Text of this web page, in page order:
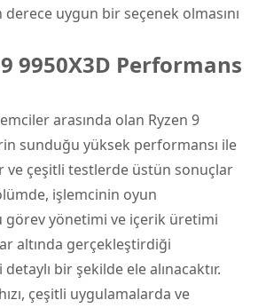
derece uygun bir seçenek olmasını
9950X3D Performans
arasında olan Ryzen 9
sunduğu yüksek performansı ile
ve çeşitli testlerde üstün sonuçlar
işlemcinin oyun
görev yönetimi ve içerik üretimi
altında gerçekleştirdiği
bir şekilde ele alınacaktır.
çeşitli uygulamalarda ve